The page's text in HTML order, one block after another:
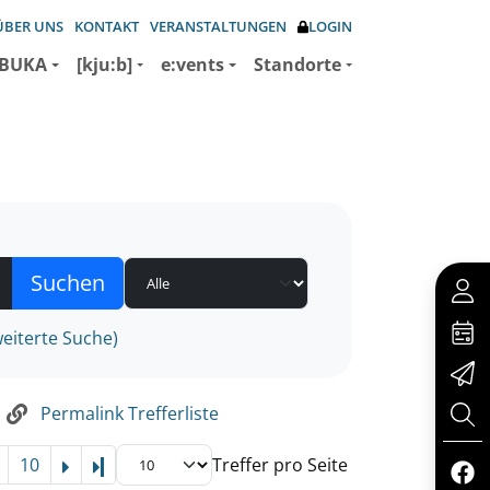
UNS KONTAKT VERANSTALTUNGEN LOGIN
[kju:b] e:vents Standorte
Suche)
Permalink Trefferliste
10 Letzte Seite Treffer pro Seite